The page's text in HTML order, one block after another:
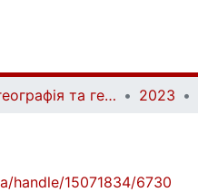
Фізична географія та геоморфологія | Physical Geography and Geomorphology 2023
handle/15071834/6730